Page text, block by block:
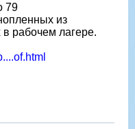
79
из
рабочем лагере.